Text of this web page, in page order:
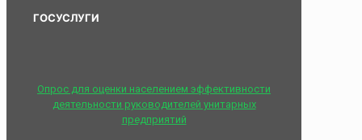
ГОСУСЛУГИ
Опрос для оценки населением эффективности
деятельности руководителей унитарных
предприятий